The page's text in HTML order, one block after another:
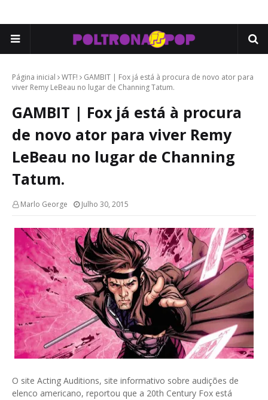
Página inicial WTF!
GAMBIT | Fox já está à procura de novo ator para
viver Remy LeBeau no lugar de Channing Tatum.
GAMBIT | Fox já está à procura
de novo ator para viver Remy
LeBeau no lugar de Channing
Tatum.
Marlo George Julho 30, 2015
O site Acting Auditions, site informativo sobre audições de
elenco americano, reportou que a 20th Century Fox está